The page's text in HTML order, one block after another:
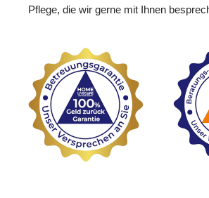
Pflege, die wir gerne mit Ihnen